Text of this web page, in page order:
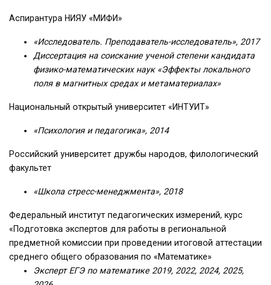
Аспирантура НИЯУ «МИФИ»
«Исследователь. Преподаватель-исследователь», 2017
Диссертация на соискание ученой степени кандидата
физико-математических наук «Эффекты локального
поля в магнитных средах и метаматериалах»
Национальный открытый университет «ИНТУИТ»
«Психология и педагогика», 2014
Российский университет дружбы народов, филологический
факультет
«Школа стресс-менеджмента», 2018
Федеральный институт педагогических измерений, курс
«Подготовка экспертов для работы в региональной
предметной комиссии при проведении итоговой аттестации
среднего общего образования по «Математике»
Эксперт ЕГЭ по математике 2019, 2022, 2024, 2025,